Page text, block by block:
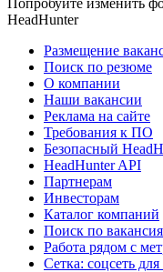
HeadHunter
Размещение
Поиск по резюме
О компании
Наши вакансии
Реклама на сайте
Требования к ПО
Безопасный
HeadHunter API
Партнерам
Инвесторам
Каталог компаний
Поиск по
Работа рядом с
Сетка: соцсеть